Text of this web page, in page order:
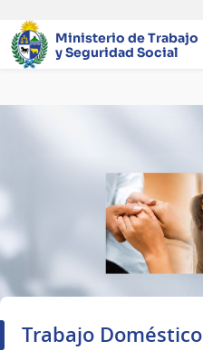
Ministerio de Trabajo
y Seguridad Social
Trabajo Doméstico